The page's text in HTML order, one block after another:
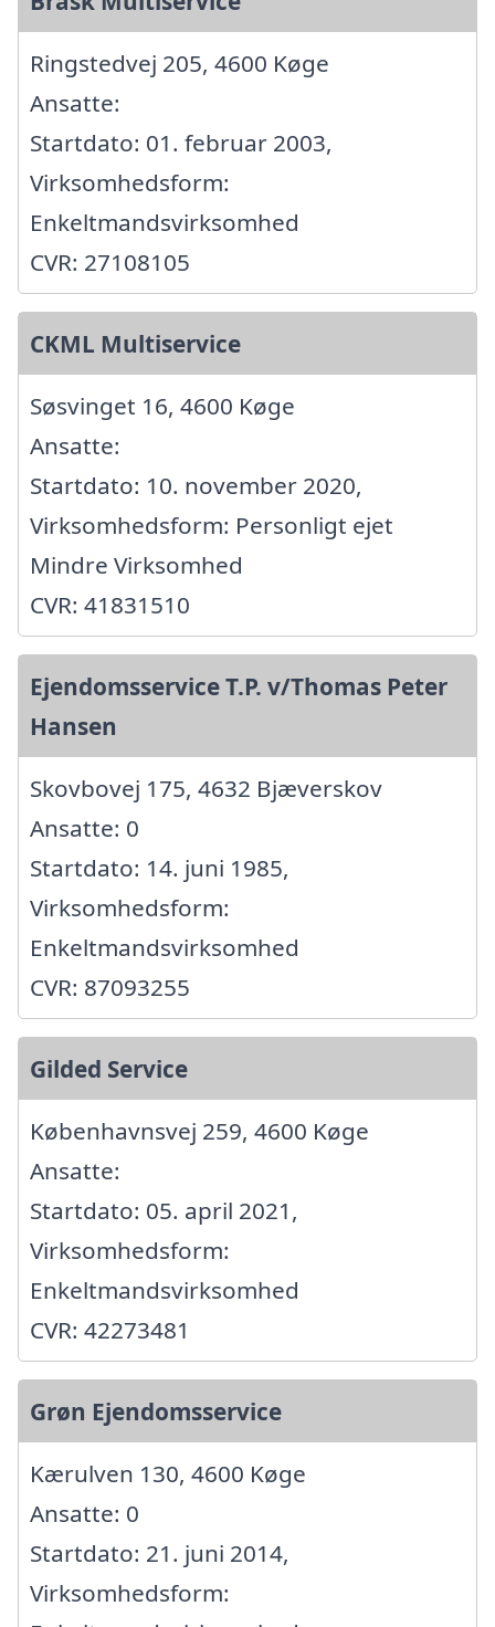
Ringstedvej 205, 4600 Køge
Ansatte:
Startdato: 01. februar 2003,
Virksomhedsform:
Enkeltmandsvirksomhed
CVR: 27108105
CKML Multiservice
Søsvinget 16, 4600 Køge
Ansatte:
Startdato: 10. november 2020,
Virksomhedsform: Personligt ejet
Mindre Virksomhed
CVR: 41831510
Ejendomsservice T.P. v/Thomas Peter
Hansen
Skovbovej 175, 4632 Bjæverskov
Ansatte: 0
Startdato: 14. juni 1985,
Virksomhedsform:
Enkeltmandsvirksomhed
CVR: 87093255
Gilded Service
Københavnsvej 259, 4600 Køge
Ansatte:
Startdato: 05. april 2021,
Virksomhedsform:
Enkeltmandsvirksomhed
CVR: 42273481
Grøn Ejendomsservice
Kærulven 130, 4600 Køge
Ansatte: 0
Startdato: 21. juni 2014,
Virksomhedsform: